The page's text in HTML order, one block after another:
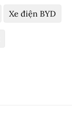
Xe điện BYD